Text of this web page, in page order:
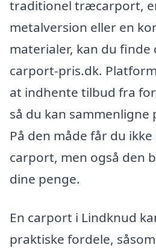
traditionel træcarport,
metalversion eller en
materialer, kan du
carport-pris.dk.
at indhente tilbud fra
så du kan sammenligne
På den måde får du
carport, men også den
dine penge.
En carport i Lindknud
praktiske fordele,